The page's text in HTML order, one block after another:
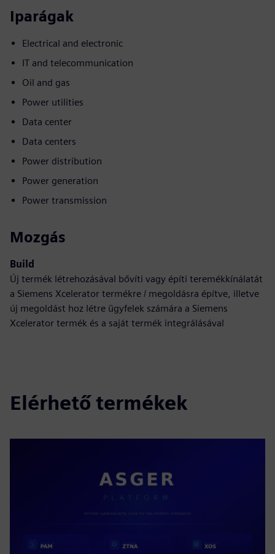
Iparágak
Electrical and electronic
IT and telecommunication
Oil and gas
Power utilities
Data center
Data centers
Power distribution
Power generation
Power transmission
Mozgás
Build
Új termék létrehozásával bővíti vagy építi teremékkínálatát
a Siemens Xcelerator termékre / megoldásra építve, illetve
új megoldást hoz létre ügyfelek számára a Siemens
Xcelerator termék és a saját termék integrálásával
Elérhető termékek